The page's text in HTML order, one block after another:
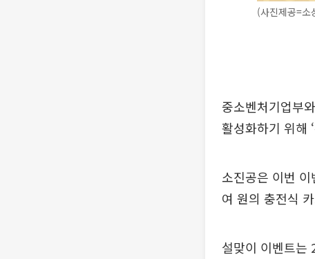
(사진제공=소
중소벤처기업부
활성화하기 위해
소진공은 이번
여 원의 충전식
설맞이 이벤트는